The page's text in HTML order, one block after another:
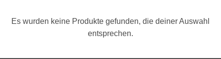
Es wurden keine Produkte gefunden, die deiner Auswahl
entsprechen.